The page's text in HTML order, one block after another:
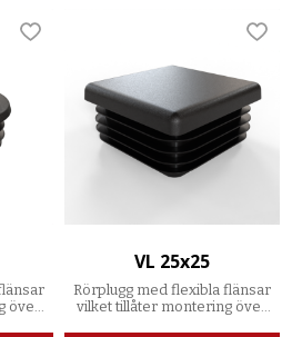
över
Lägg till i favoriter
VL 25x25
Rörplugg med flexibla flänsar
vilket tillåter montering över